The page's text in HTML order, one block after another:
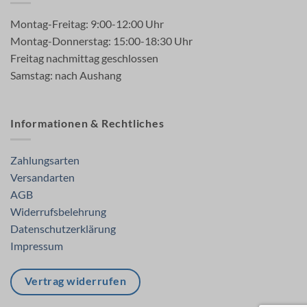
Montag-Freitag: 9:00-12:00 Uhr
Montag-Donnerstag: 15:00-18:30 Uhr
Freitag nachmittag geschlossen
Samstag: nach Aushang
Informationen & Rechtliches
Zahlungsarten
Versandarten
AGB
Widerrufsbelehrung
Datenschutzerklärung
Impressum
Vertrag widerrufen